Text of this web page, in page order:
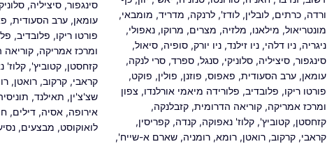
ורדה, כרתים, לובלין, לודז', לרנקה, מדריד, מומבאי,
מונטריאול, מילאנו, מלזיה, מצרים, מרוקו, נאפולי,
ניגריה, ניו דלהי, ניו זילנד, ניו יורק, סופיה, סיאול,
סינגפור, סיציליה, סלוניקי, סנגל, ספרד, סרי לנקה,
עומאן, ערב הסעודית, פאפוס, פוזנן, פולין, פוקט,
פורטו ריקו, פלובדיב, פלורידה מיאמי אורלנדו, צפון
ומרכז אמריקה, קוריאה הדרומית, קזבלנקה,
קזחסטן, קטוביץ', קלוז' נאפוקה, קנדה, קפריסין,
קראבי, קרקוב, רואטן, רומא, רומניה, שארם א-שייח',
סינגפור,סיציליה,
עומאן,ערב הסעודית,
פורטו ריקו, פלובדיב,
ומרכז אמריקה,קוריאה
קזחסטן,קטוביץ',קלוז'
קראבי,קרקוב,רואטן,
שצ'צ'ין, תאילנד,
אירופה,אסיה,דילים,
לואוקוסט, מבצעים,